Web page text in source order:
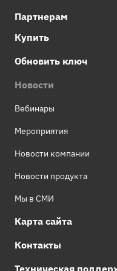
Партнерам
Купить
Обновить ключ
Новости
Вебинары
Мероприятия
Новости компании
Новости продукта
Мы в СМИ
Карта сайта
Контакты
Техническая